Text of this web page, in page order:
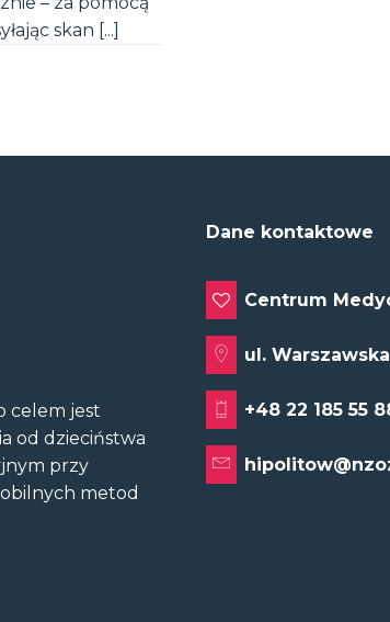
skan [...]
celem jest
od dzieciństwa
przy
metod
Dane kontaktowe
Centrum
ul.
+48 22 185 55